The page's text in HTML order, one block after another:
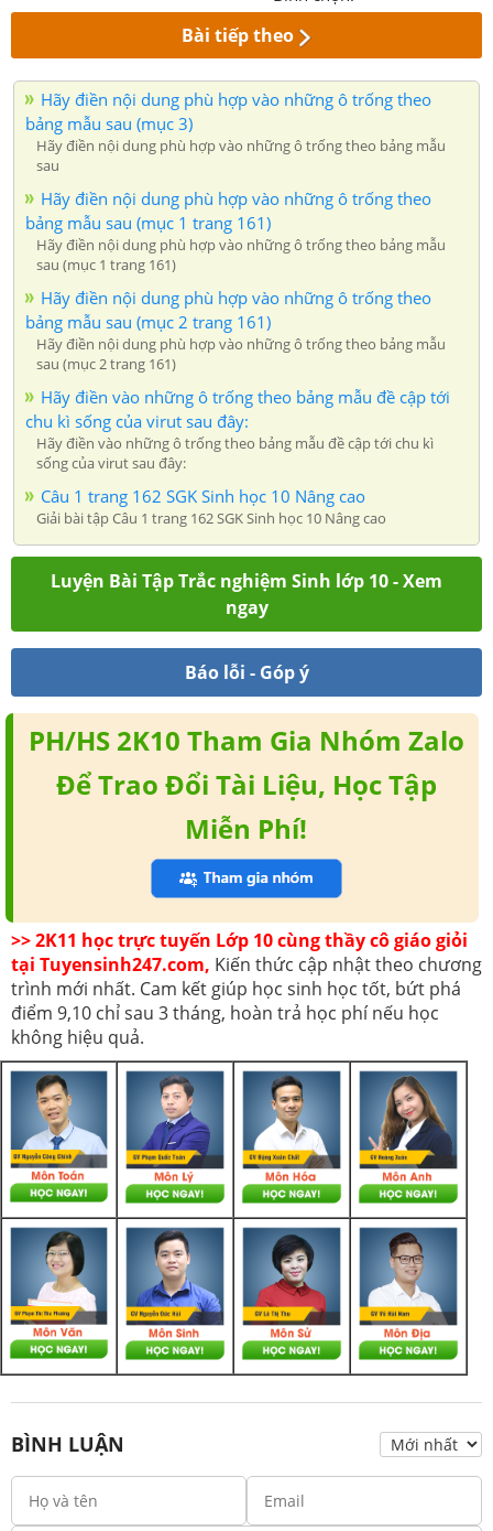
Bài tiếp theo
Hãy điền nội dung phù hợp vào những ô trống theo
bảng mẫu sau (mục 3)
Hãy điền nội dung phù hợp vào những ô trống theo bảng mẫu
sau
Hãy điền nội dung phù hợp vào những ô trống theo
bảng mẫu sau (mục 1 trang 161)
Hãy điền nội dung phù hợp vào những ô trống theo bảng mẫu
sau (mục 1 trang 161)
Hãy điền nội dung phù hợp vào những ô trống theo
bảng mẫu sau (mục 2 trang 161)
Hãy điền nội dung phù hợp vào những ô trống theo bảng mẫu
sau (mục 2 trang 161)
Hãy điền vào những ô trống theo bảng mẫu đề cập tới
chu kì sống của virut sau đây:
Hãy điền vào những ô trống theo bảng mẫu đề cập tới chu kì
sống của virut sau đây:
Câu 1 trang 162 SGK Sinh học 10 Nâng cao
Giải bài tập Câu 1 trang 162 SGK Sinh học 10 Nâng cao
Luyện Bài Tập Trắc nghiệm Sinh lớp 10 - Xem
ngay
Báo lỗi - Góp ý
PH/HS 2K10 Tham Gia Nhóm Zalo
Để Trao Đổi Tài Liệu, Học Tập
Miễn Phí!
>> 2K11 học trực tuyến Lớp 10 cùng thầy cô giáo giỏi
tại Tuyensinh247.com, Kiến thức cập nhật theo chương
trình mới nhất. Cam kết giúp học sinh học tốt, bứt phá
điểm 9,10 chỉ sau 3 tháng, hoàn trả học phí nếu học
không hiệu quả.
BÌNH LUẬN